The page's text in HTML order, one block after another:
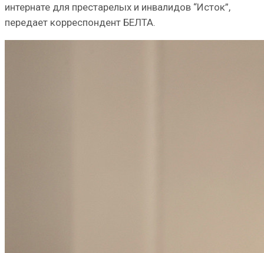
интернате для престарелых и инвалидов “Исток”,
передает корреспондент БЕЛТА.